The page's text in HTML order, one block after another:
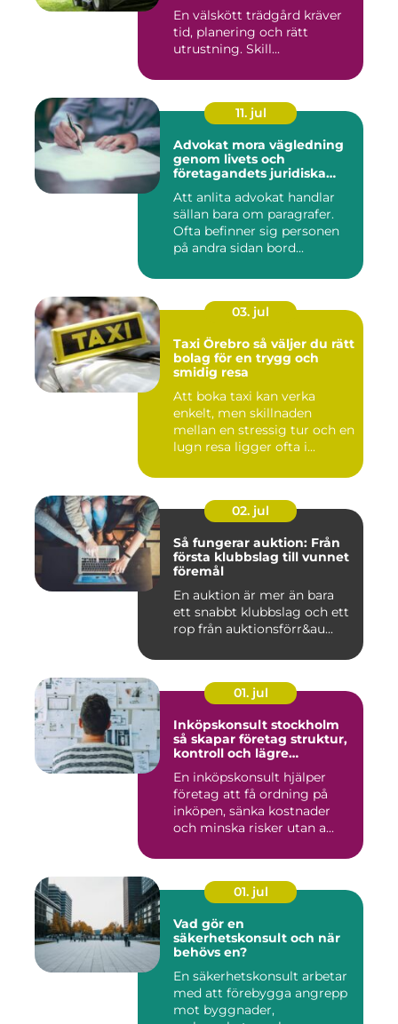
En välskött trädgård kräver
tid, planering och rätt
utrustning. Skill...
11. jul
Advokat mora vägledning
genom livets och
företagandets juridiska
Att anlita advokat handlar
sällan bara om paragrafer.
Ofta befinner sig personen
på andra sidan bord...
03. jul
Taxi Örebro så väljer du rätt
bolag för en trygg och
smidig resa
Att boka taxi kan verka
enkelt, men skillnaden
mellan en stressig tur och en
lugn resa ligger ofta i...
02. jul
Så fungerar auktion: Från
första klubbslag till vunnet
föremål
En auktion är mer än bara
ett snabbt klubbslag och ett
rop från auktionsförr&au...
01. jul
Inköpskonsult stockholm
så skapar företag struktur,
kontroll och lägre
En inköpskonsult hjälper
företag att få ordning på
inköpen, sänka kostnader
och minska risker utan a...
01. jul
Vad gör en
säkerhetskonsult och när
behövs en?
En säkerhetskonsult arbetar
med att förebygga angrepp
mot byggnader,